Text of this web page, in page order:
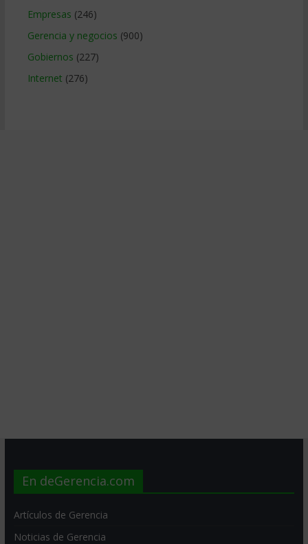
Empresas (246)
Gerencia y negocios (900)
Gobiernos (227)
Internet (276)
En deGerencia.com
Artículos de Gerencia
Noticias de Gerencia